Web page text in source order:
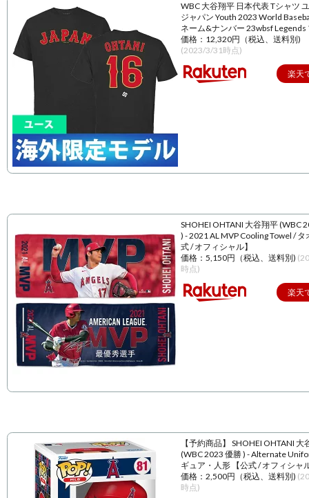
WBC 大谷翔平 日本代表 Tシャツ
ジャパン Youth 2023 World
ネーム&ナンバー 23wbsf Legends
価格：12,320円（税込、送料別)
(2023/3/31時点)
楽天
SHOHEI OHTANI 大谷翔平 (WBC
) - 2021 AL MVP Cooling Towel / タ
式 / オフィシャル】
価格：5,150円（税込、送料別)
時点)
楽天
【予約商品】 SHOHEI OHTANI 大
(WBC 2023 優勝 ) - Alternate
ギュア・人形 【公式 / オフィシャ
価格：2,500円（税込、送料別)
時点)